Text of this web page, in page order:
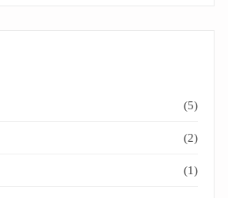
(5)
(2)
(1)